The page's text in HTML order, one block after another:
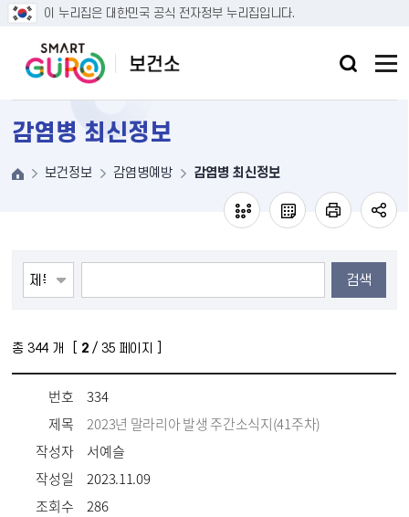
이 누리집은 대한민국 공식 전자정부 누리집입니다.
본문 바로가기
감염병 최신정보
보건정보 감염병예방 감염병 최신정보
검색
총 344개 [ 2 / 35 페이지 ]
번호
334
제목
2023년 말라리아 발생 주간소식지(41주차)
작성자
서예슬
작성일
2023.11.09
조회수
286